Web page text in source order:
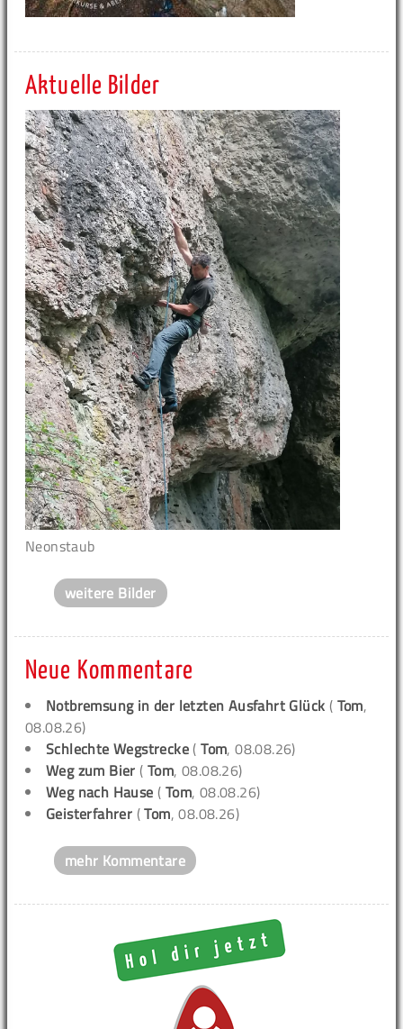
Aktuelle Bilder
Neonstaub
weitere Bilder
Neue Kommentare
Notbremsung in der letzten Ausfahrt Glück ( Tom,
08.08.26)
Schlechte Wegstrecke (Tom, 08.08.26)
Weg zum Bier (Tom, 08.08.26)
Weg nach Hause ( Tom, 08.08.26)
Geisterfahrer (Tom, 08.08.26)
mehr Kommentare